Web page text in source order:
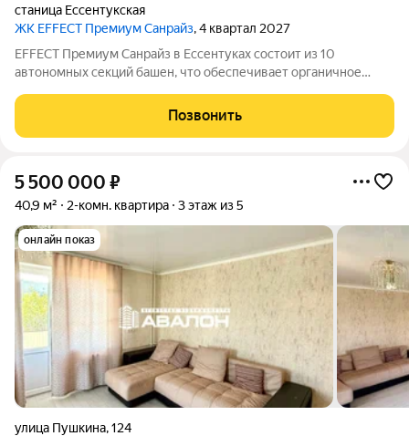
станица Ессентукская
ЖК EFFECT Премиум Санрайз, 4 квартал 2027
EFFECT Премиум Санрайз в Ессентуках состоит из 10
автономных секций башен, что обеспечивает органичное
оттенках подчеркивает архитектурную аутентичность и
статус проекта. Цветовые акценты остекления
Позвонить
5 500 000 ₽
40,9 м² 2-комн. квартира 3 этаж из 5
онлайн показ
улица Пушкина,124